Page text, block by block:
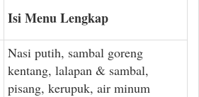
Isi Menu Lengkap
Nasi putih, sambal goreng
kentang, lalapan & sambal,
pisang, kerupuk, air minum